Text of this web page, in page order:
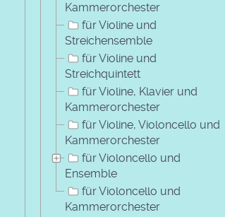
Kammerorchester
für Violine und
Streichensemble
für Violine und
Streichquintett
für Violine, Klavier und
Kammerorchester
für Violine, Violoncello und
Kammerorchester
für Violoncello und
Ensemble
für Violoncello und
Kammerorchester